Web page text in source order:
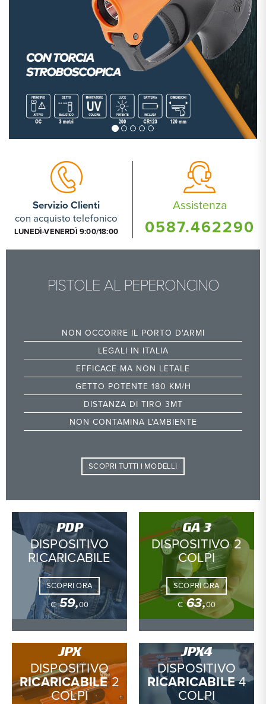
Servizio Clienti
con acquisto telefonico
LUNEDÌ-VENERDÌ 9:00/18:00
Assistenza
0587.462290
PISTOLE AL PEPERONCINO
NON OCCORRE IL PORTO D'ARMI
LEGALI IN ITALIA
EFFICACE MA NON LETALE
GETTO POTENTE 180 KM/H
DISTANZA DI TIRO 3MT
NON CONTAMINA L'AMBIENTE
SCOPRI TUTTI I MODELLI
PDP
DISPOSITIVO
RICARICABILE
SCOPRI ORA
€ 59,00
GA 3
DISPOSITIVO 2
COLPI
SCOPRI ORA
€ 63,00
JPX
DISPOSITIVO
RICARICABILE2
COLPI
JPX4
DISPOSITIVO
RICARICABILE4
COLPI